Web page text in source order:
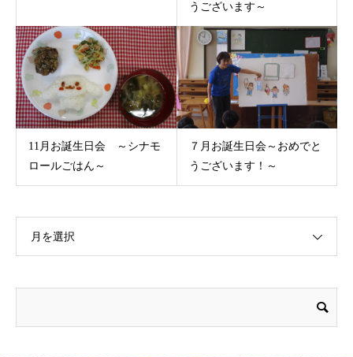
うございます～
11月お誕生日会 ～シナモ
ロールごはん～
７月お誕生日会～おめでと
うございます！～
月を選択